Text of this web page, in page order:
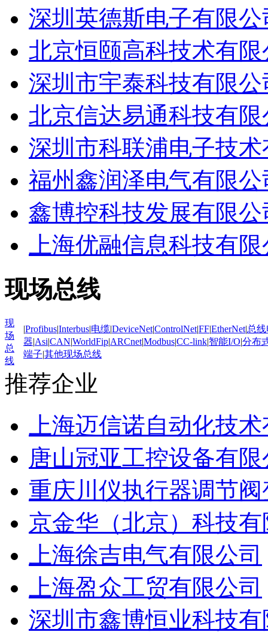
深圳英德斯电子有限公
北京恒颐高科技术有限
深圳市宇泰科技有限公
北京信达易通科技有限
深圳市科联浦电子技
福州鑫润泽电气有限公
鑫博控科技发展有限公
上海优融信息科技有
现场总线
现
场
总
线
|Profibus|Interbus|电缆|DeviceNet|ControlNet|FF|EtherNet|总
器|Asi|CAN|WorldFip|ARCnet|Modbus|CC-link|智能I/O|分布
端子|其他现场总线
推荐企业
上海迈信诺自动化技
唐山冠亚工控设备有
重庆川仪执行器调节
京金华（北京）科技
上海徐吉电气有限公司
上海盈众工贸有限公司
深圳市鑫博恒业科技